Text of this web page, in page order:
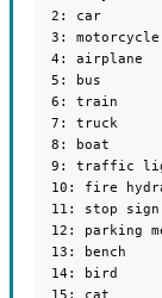
  2: car
  3: motorcycle
  4: airplane
  5: bus
  6: train
  7: truck
  8: boat
9: traffic
10: fire
  11: stop sign
12: parking
  13: bench
  14: bird
  15: cat